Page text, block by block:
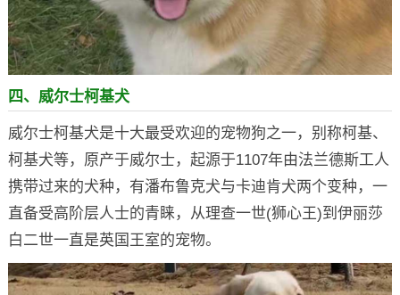
四、威尔士柯基犬
威尔士柯基犬是十大最受欢迎的宠物狗之一，别称柯基、
柯基犬等，原产于威尔士，起源于1107年由法兰德斯工人
携带过来的犬种，有潘布鲁克犬与卡迪肯犬两个变种，一
直备受高阶层人士的青睐，从理查一世(狮心王)到伊丽莎
白二世一直是英国王室的宠物。